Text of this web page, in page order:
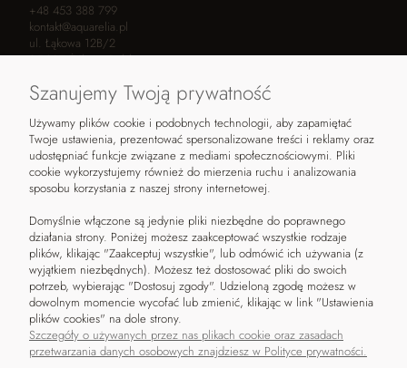
+48 453 388 799
kontakt@aquarelia.pl
ul. Łąkowa 12B/2
05-807 Żółwin, Polska
POMOC
Czas i koszty dostawy
Zwroty i reklamacje
Polityka prywatności
Metody płatności
KONTAKT
Kontakt
Napisz
Moje konto
Szanujemy Twoją prywatność
Używamy plików cookie i podobnych technologii, aby zapamiętać
Twoje ustawienia, prezentować spersonalizowane treści i reklamy oraz
udostępniać funkcje związane z mediami społecznościowymi. Pliki
cookie wykorzystujemy również do mierzenia ruchu i analizowania
sposobu korzystania z naszej strony internetowej.
Domyślnie włączone są jedynie pliki niezbędne do poprawnego
działania strony. Poniżej możesz zaakceptować wszystkie rodzaje
plików, klikając "Zaakceptuj wszystkie", lub odmówić ich używania (z
wyjątkiem niezbędnych). Możesz też dostosować pliki do swoich
potrzeb, wybierając "Dostosuj zgody". Udzieloną zgodę możesz w
dowolnym momencie wycofać lub zmienić, klikając w link "Ustawienia
plików cookies" na dole strony.
Szczegóły o używanych przez nas plikach cookie oraz zasadach
przetwarzania danych osobowych znajdziesz w Polityce prywatności.